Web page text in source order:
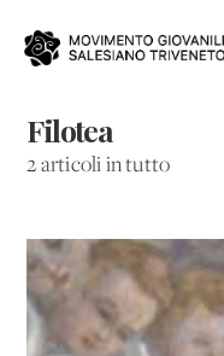
Filotea
2 articoli in tutto